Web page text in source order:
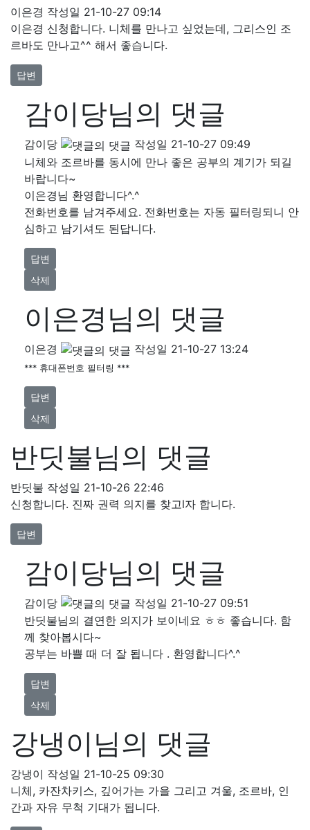
이은경 작성일 21-10-27 09:14
이은경 신청합니다. 니체를 만나고 싶었는데, 그리스인 조
르바도 만나고^^ 해서 좋습니다.
답변
감이당님의 댓글
감이당 작성일 21-10-27 09:49
니체와 조르바를 동시에 만나 좋은 공부의 계기가 되길
바랍니다~
이은경님 환영합니다^.^
전화번호를 남겨주세요. 전화번호는 자동 필터링되니 안
심하고 남기셔도 된답니다.
답변
삭제
이은경님의 댓글
이은경 작성일 21-10-27 13:24
*** 휴대폰번호 필터링 ***
답변
삭제
반딧불님의 댓글
반딧불 작성일 21-10-26 22:46
신청합니다. 진짜 권력 의지를 찾고l자 합니다.
답변
감이당님의 댓글
감이당 작성일 21-10-27 09:51
반딧불님의 결연한 의지가 보이네요 ㅎㅎ 좋습니다. 함
께 찾아봅시다~
공부는 바쁠 때 더 잘 됩니다 . 환영합니다^.^
답변
삭제
강냉이님의 댓글
강냉이 작성일 21-10-25 09:30
니체, 카잔차키스, 깊어가는 가을 그리고 겨울, 조르바, 인
간과 자유 무척 기대가 됩니다.